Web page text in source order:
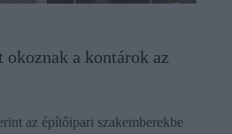
okoznak a kontárok az
az építőipari szakemberekbe